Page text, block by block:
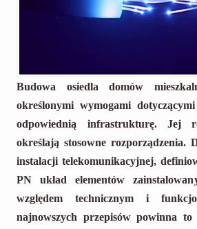
Budowa osiedla domów
określonymi wymogami
odpowiednią infrastrukturę. Jej
określają stosowne rozporządzenia.
instalacji telekomunikacyjnej,
PN układ elementów
względem technicznym i
najnowszych przepisów powinna to